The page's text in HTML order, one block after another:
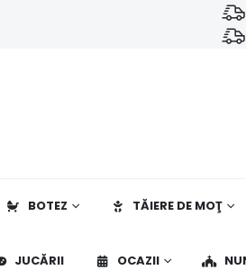
BOTEZ TĂIERE DE MOŢ
JUCĂRII OCAZII